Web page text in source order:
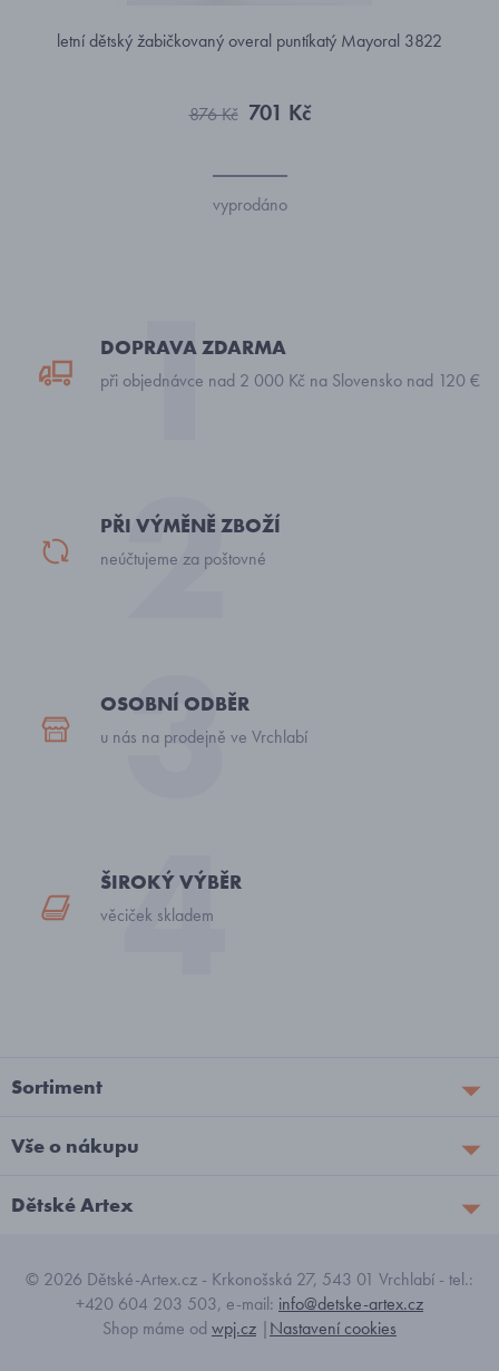
letní dětský žabičkovaný overal puntíkatý Mayoral 3822
876 Kč 701 Kč
vyprodáno
DOPRAVA ZDARMA
při objednávce nad 2 000 Kč na Slovensko nad 120 €
PŘI VÝMĚNĚ ZBOŽÍ
neúčtujeme za poštovné
OSOBNÍ ODBĚR
u nás na prodejně ve Vrchlabí
ŠIROKÝ VÝBĚR
věciček skladem
Sortiment
Vše o nákupu
Dětské Artex
© 2026 Dětské-Artex.cz - Krkonošská 27, 543 01 Vrchlabí - tel.:
+420 604 203 503, e-mail: info@detske-artex.cz
Shop máme od wpj.cz |Nastavení cookies